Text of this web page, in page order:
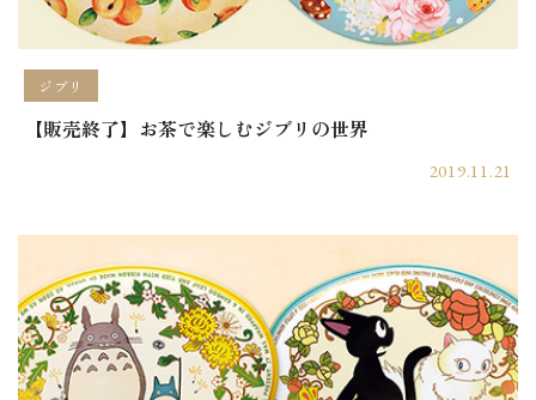
ジブリ
【販売終了】お茶で楽しむジブリの世界
2019.11.21